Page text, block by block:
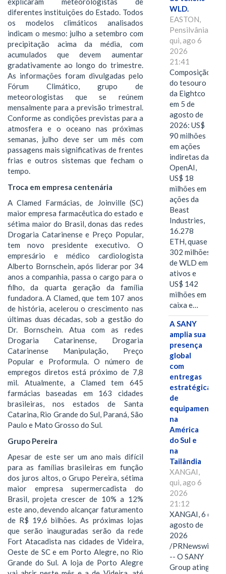
diferentes instituições do Estado. Todos
os modelos climáticos analisados
indicam o mesmo: julho a setembro com
precipitação acima da média, com
acumulados que devem aumentar
gradativamente ao longo do trimestre.
As informações foram divulgadas pelo
Fórum Climático, grupo de
meteorologistas que se reúnem
mensalmente para a previsão trimestral.
Conforme as condições previstas para a
atmosfera e o oceano nas próximas
semanas, julho deve ser um mês com
passagens mais significativas de frentes
frias e outros sistemas que fecham o
tempo.
Troca em empresa centenária
A Clamed Farmácias, de Joinville (SC)
maior empresa farmacêutica do estado e
sétima maior do Brasil, donas das redes
Drogaria Catarinense e Preço Popular,
tem novo presidente executivo. O
empresário e médico cardiologista
Alberto Bornschein, após liderar por 34
anos a companhia, passa o cargo para o
filho, da quarta geração da família
fundadora. A Clamed, que tem 107 anos
de história, acelerou o crescimento nas
últimas duas décadas, sob a gestão do
Dr. Bornschein. Atua com as redes
Drogaria Catarinense, Drogaria
Catarinense Manipulação, Preço
Popular e Proformula. O número de
empregos diretos está próximo de 7,8
mil. Atualmente, a Clamed tem 645
farmácias baseadas em 163 cidades
brasileiras, nos estados de Santa
Catarina, Rio Grande do Sul, Paraná, São
Paulo e Mato Grosso do Sul.
Grupo Pereira
Apesar de este ser um ano mais difícil
para as famílias brasileiras em função
dos juros altos, o Grupo Pereira, sétima
maior empresa supermercadista do
Brasil, projeta crescer de 10% a 12%
este ano, devendo alcançar faturamento
de R$ 19,6 bilhões. As próximas lojas
que serão inauguradas serão da rede
Fort Atacadista nas cidades de Videira,
Oeste de SC e em Porto Alegre, no Rio
Grande do Sul. A loja de Porto Alegre
WLD.
EASTON,
Pensilvânia,
qui, ago 6
2026
21:41
Composição
do tesouro
da Eightco
em 5 de
agosto de
2026: US$
90 milhões
em ações
indiretas da
OpenAI,
US$ 18
milhões em
ações da
Beast
Industries,
16.278
ETH, quase
302 milhões
de WLD em
ativos e
US$ 142
milhões em
caixa e…
A SANY
amplia sua
presença
global
com
entregas
estratégicas
de
equipamentos
na
América
do Sul e
na
Tailândia
XANGAI,
qui, ago 6
2026
21:12
XANGAI, 6 de
agosto de
2026
/PRNewswire/
-- O SANY
Group atingiu